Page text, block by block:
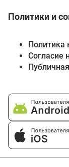
Политики и
Политика
Согласие